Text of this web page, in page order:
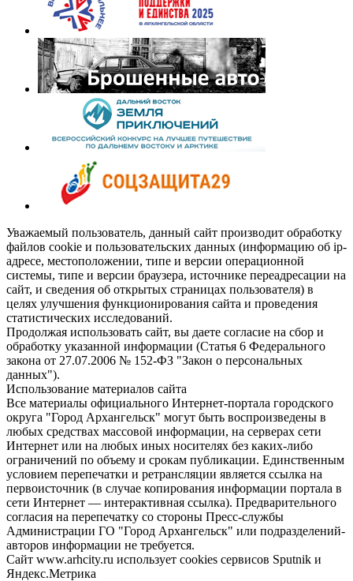
Уважаемый пользователь, данный сайт производит обработку
файлов cookie и пользовательских данных (информацию об ip-
адресе, местоположении, типе и версии операционной
системы, типе и версии браузера, источнике переадресации на
сайт, и сведения об открытых страницах пользователя) в
целях улучшения функционирования сайта и проведения
статистических исследований.
Продолжая использовать сайт, вы даете согласие на сбор и
обработку указанной информации (Статья 6 Федерального
закона от 27.07.2006 № 152-ФЗ "Закон о персональных
данных").
Использование материалов сайта
Все материалы официального Интернет-портала городского
округа "Город Архангельск" могут быть воспроизведены в
любых средствах массовой информации, на серверах сети
Интернет или на любых иных носителях без каких-либо
ограничений по объему и срокам публикации. Единственным
условием перепечатки и ретрансляции является ссылка на
первоисточник (в случае копирования информации портала в
сети Интернет — интерактивная ссылка). Предварительного
согласия на перепечатку со стороны Пресс-службы
Администрации ГО "Город Архангельск" или подразделений-
авторов информации не требуется.
Сайт www.arhcity.ru использует cookies сервисов Sputnik и
Яндекс.Метрика